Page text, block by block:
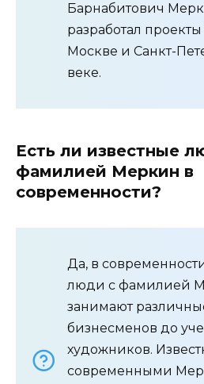
Барнабитович
разработал
Москве и Санкт-
веке.
Есть ли известные
фамилией Меркин в
современности?
Да, в
люди с фамилией
занимают
бизнесменов до
художников.
современными